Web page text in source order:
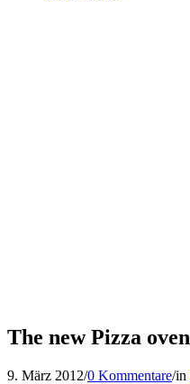
The new Pizza oven
9. März 2012/0 Kommentare/in